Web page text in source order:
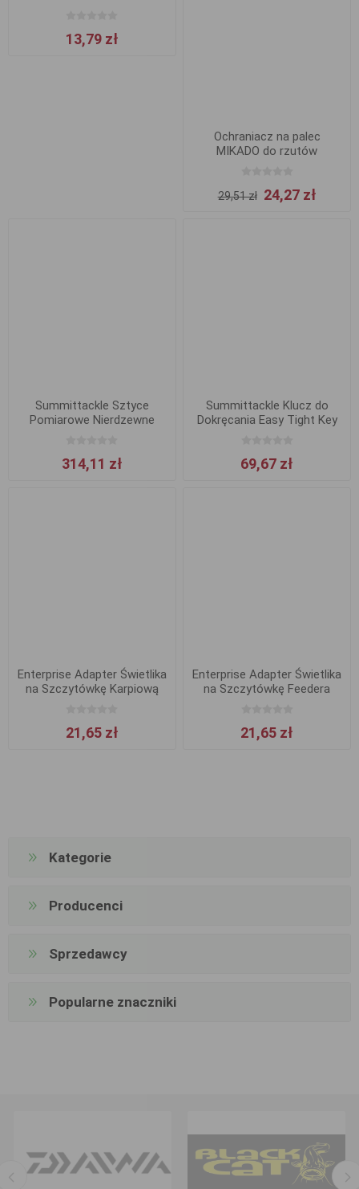
13,79 zł
Ochraniacz na palec
MIKADO do rzutów
29,51 zł 24,27 zł
Summittackle Sztyce
Pomiarowe Nierdzewne
314,11 zł
Summittackle Klucz do
Dokręcania Easy Tight Key
69,67 zł
Enterprise Adapter Świetlika
na Szczytówkę Karpiową
21,65 zł
Enterprise Adapter Świetlika
na Szczytówkę Feedera
21,65 zł
Kategorie
Producenci
Sprzedawcy
Popularne znaczniki